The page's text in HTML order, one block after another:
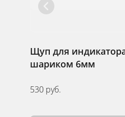
Щуп для
шариком 6мм
530 руб.